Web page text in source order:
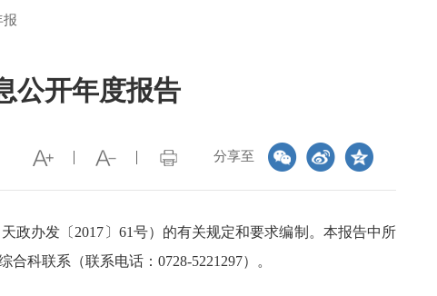
报
公开年度报告
分享至
政办发〔2017〕61号）的有关规定和要求编制。本报告中所
科联系（联系电话：0728-5221297）。